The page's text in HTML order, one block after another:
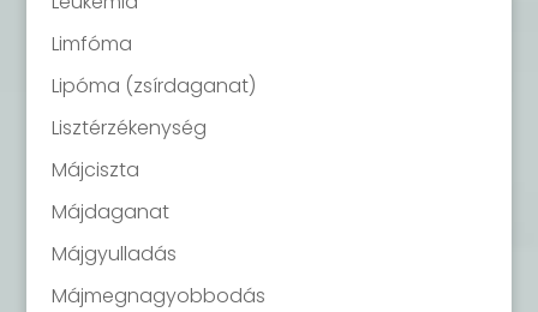
Limfóma
Lipóma (zsírdaganat)
Lisztérzékenység
Májciszta
Májdaganat
Májgyulladás
Májmegnagyobbodás